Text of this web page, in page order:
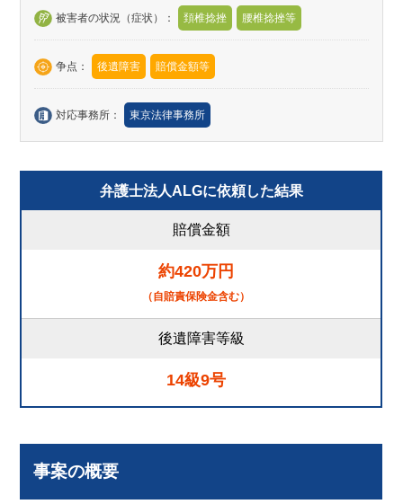
被害者の状況（症状）： 頚椎捻挫 腰椎捻挫等
争点： 後遺障害 賠償金額等
対応事務所： 東京法律事務所
弁護士法人ALGに依頼した結果
賠償金額
約420万円
（自賠責保険金含む）
後遺障害等級
14級9号
事案の概要